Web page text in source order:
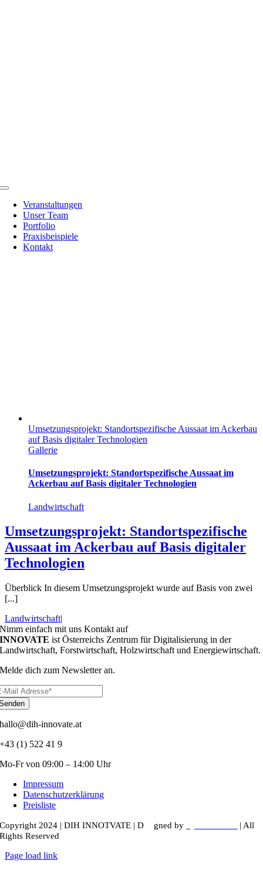
Toggle
NavigationVeranstaltungen
Unser Team
Portfolio
Praxisbeispiele
Kontakt
Umsetzungsprojekt: Standortspezifische Aussaat im Ackerbau
auf Basis digitaler Technologien
Gallerie
Umsetzungsprojekt: Standortspezifische Aussaat im
Ackerbau auf Basis digitaler Technologien
Landwirtschaft
Umsetzungsprojekt: Standortspezifische
Aussaat im Ackerbau auf Basis digitaler
Technologien
Überblick In diesem Umsetzungsprojekt wurde auf Basis von zwei
[...]
Landwirtschaft|
Nimm einfach mit uns Kontakt auf
INNOVATEist Österreichs Zentrum für Digitalisierung in der
Landwirtschaft, Forstwirtschaft, Holzwirtschaft und Energiewirtschaft.
Melde dich zum Newsletter an.
hallo@dih-innovate.at
+43 (1) 522 41 9
Mo-Fr von 09:00 – 14:00 Uhr
Impressum
Datenschutzerklärung
Preisliste
Copyright 2024 |DIH INNOTVATE | D gned by
| All
Rights Reserved
Page load link